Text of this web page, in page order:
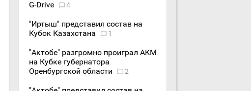
G-Drive
4
"Иртыш" представил состав на
Кубок Казахстана
1
"Актобе" разгромно проиграл АКМ
на Кубке губернатора
Оренбургской области
2